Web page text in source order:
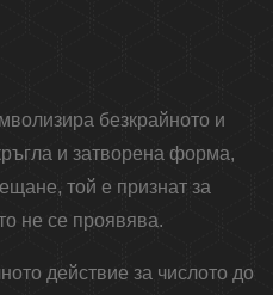
безкрайното и
и затворена форма,
той е признат за
не се проявява.
действие за числото до